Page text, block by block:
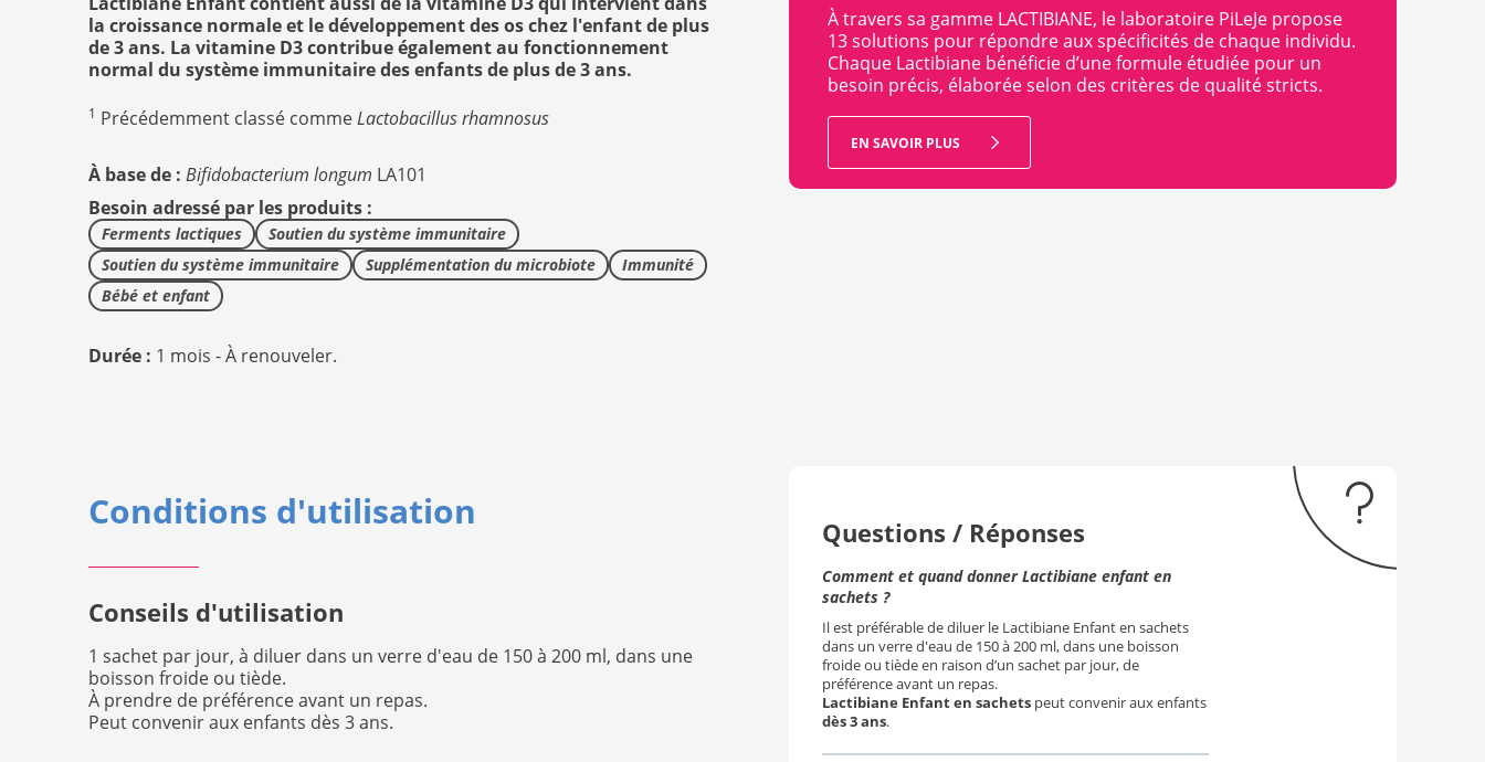
la croissance normale et le développement des os chez l'enfant de plus
de 3 ans. La vitamine D3 contribue également au fonctionnement
normal du système immunitaire des enfants de plus de 3 ans.
1 Précédemment classé commeLactobacillus rhamnosus
À base de : Bifidobacterium longum LA101
Besoin adressé par les produits :
Ferments lactiques
Soutien du système immunitaire
Soutien du système immunitaire
Supplémentation du microbiote
Immunité
Bébé et enfant
Durée : 1 mois - À renouveler.
À travers sa gamme LACTIBIANE, le laboratoire PiLeJe propose
13 solutions pour répondre aux spécificités de chaque individu.
Chaque Lactibiane bénéficie d’une formule étudiée pour un
besoin précis, élaborée selon des critères de qualité stricts.
EN SAVOIR PLUS
Conditions d'utilisation
Conseils d'utilisation
1 sachet par jour, à diluer dans un verre d'eau de 150 à 200 ml, dans une
boisson froide ou tiède.
À prendre de préférence avant un repas.
Peut convenir aux enfants dès 3 ans.
Questions / Réponses
Comment et quand donner Lactibiane enfant en
sachets ?
Il est préférable de diluer le Lactibiane Enfant en sachets
dans un verre d'eau de 150 à 200 ml, dans une boisson
froide ou tiède en raison d’un sachet par jour, de
préférence avant un repas.
Lactibiane Enfant en sachets peut convenir aux enfants
dès 3 ans.